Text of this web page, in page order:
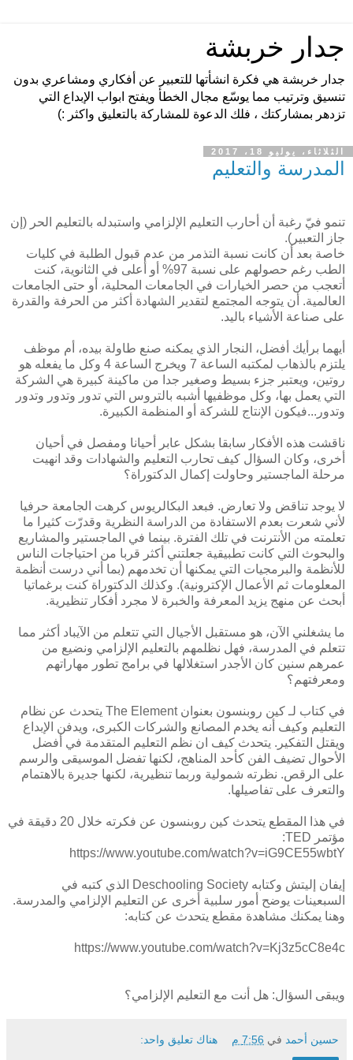
جدار خربشة
جدار خربشة هي فكرة انشأتها للتعبير عن أفكاري ومشاعري بدون
تنسيق وترتيب مما يوسّع مجال الخطأ ويفتح ابواب الإبداع التي
تزدهر بمشاركتك ، فلك الدعوة للمشاركة بالتعليق واكثر :)
الثلاثاء، يوليو 18، 2017
المدرسة والتعليم
تنمو فيّ رغبة أن أحارب التعليم الإلزامي واستبدله بالتعليم الحر (إن
جاز التعبير).
خاصة بعد أن كانت نسبة التذمر من عدم قبول الطلبة في كليات
الطب رغم حصولهم على نسبة 97% أو أعلى في الثانوية، كنت
أتعجب من حصر الخيارات في الجامعات المحلية، أو حتى الجامعات
العالمية. أن يتوجه المجتمع لتقدير الشهادة أكثر من الحرفة والقدرة
على صناعة الأشياء باليد.
أيهما برأيك أفضل، النجار الذي يمكنه صنع طاولة بيده، أم موظف
يلتزم بالذهاب لمكتبه الساعة 7 ويخرج الساعة 4 وكل ما يفعله هو
روتين، ويعتبر جزء بسيط وصغير جدا من ماكينة كبيرة هي الشركة
التي يعمل بها، وكل موظفيها أشبه بالتروس التي تدور وتدور وتدور
وتدور...فيكون الإنتاج للشركة أو المنظمة الكبيرة.
ناقشت هذه الأفكار سابقا بشكل عابر أحيانا ومفصل في أحيان
أخرى، وكان السؤال كيف تحارب التعليم والشهادات وقد انهيت
مرحلة الماجستير وحاولت إكمال الدكتوراة؟
لا يوجد تناقض ولا تعارض. فبعد البكالريوس كرهت الجامعة حرفيا
لأني شعرت بعدم الاستفادة من الدراسة النظرية وقدرّت كثيرا ما
تعلمته من الأنترنت في تلك الفترة. بينما في الماجستير والمشاريع
والبحوث التي كانت تطبيقية جعلتني أكثر قربا من احتياجات الناس
للأنظمة والبرمجيات التي يمكنها أن تخدمهم (بما أني درست أنظمة
المعلومات ثم الأعمال الإكترونية). وكذلك الدكتوراة كنت برغماتيا
أبحث عن منهج يزيد المعرفة والخبرة لا مجرد أفكار تنظيرية.
ما يشغلني الآن، هو مستقبل الأجيال التي تتعلم من الآيباد أكثر مما
تتعلم في المدرسة، فهل نظلمهم بالتعليم الإلزامي ونضيع من
عمرهم سنين كان الأجدر استغلالها في برامج تطور مهاراتهم
ومعرفتهم؟
في كتاب لـ كين روبنسون بعنوان The Element يتحدث عن نظام
التعليم وكيف أنه يخدم المصانع والشركات الكبرى، ويدفن الإبداع
ويقتل التفكير. يتحدث كيف ان نظم التعليم المتقدمة في أفضل
الأحوال تضيف الفن كأحد المناهج، لكنها تفضل الموسيقى والرسم
على الرقص. نظرته شمولية وربما تنظيرية، لكنها جديرة بالاهتمام
والتعرف على تفاصيلها.
في هذا المقطع يتحدث كين روبنسون عن فكرته خلال 20 دقيقة في
مؤتمر TED:
https://www.youtube.com/watch?v=iG9CE55wbtY
إيفان إليتش وكتابه Deschooling Society الذي كتبه في
السبعينات يوضح أمور سلبية أخرى عن التعليم الإلزامي والمدرسة.
وهنا يمكنك مشاهدة مقطع يتحدث عن كتابه:
https://www.youtube.com/watch?v=Kj3z5cC8e4c
ويبقى السؤال: هل أنت مع التعليم الإلزامي؟
حسين أحمد في 7:56 م هناك تعليق واحد: